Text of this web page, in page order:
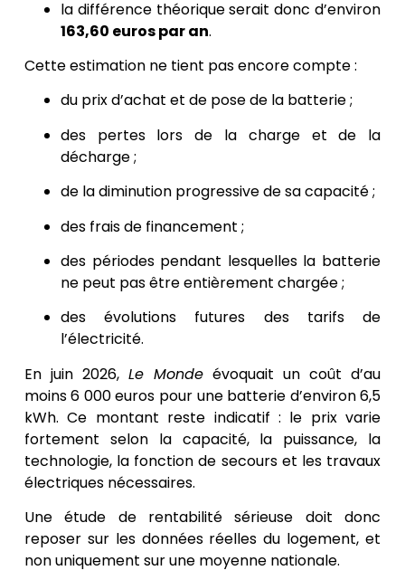
la différence théorique serait donc d’environ
163,60 euros par an.
Cette estimation ne tient pas encore compte :
du prix d’achat et de pose de la batterie ;
des pertes lors de la charge et de la
décharge ;
de la diminution progressive de sa capacité ;
des frais de financement ;
des périodes pendant lesquelles la batterie
ne peut pas être entièrement chargée ;
des évolutions futures des tarifs de
l’électricité.
En juin 2026, Le Monde évoquait un coût d’au
moins 6 000 euros pour une batterie d’environ 6,5
kWh. Ce montant reste indicatif : le prix varie
fortement selon la capacité, la puissance, la
technologie, la fonction de secours et les travaux
électriques nécessaires.
Une étude de rentabilité sérieuse doit donc
reposer sur les données réelles du logement, et
non uniquement sur une moyenne nationale.